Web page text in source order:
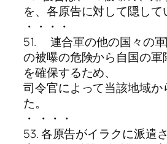
を、各原告に対して隠して
・・・・
51. 連合軍の他の国々の
の被曝の危険から自国の軍
を確保するため、
司令官によって当該地域
た。
・ ・・・
53. 各原告がイラクに派遣